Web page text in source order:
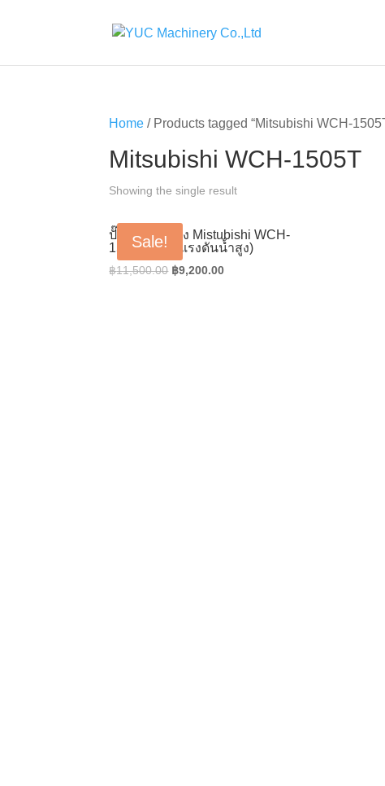
Home / Products tagged “Mitsubishi WCH-
Mitsubishi WCH-1505T
Showing the single result
Sale!
ปั๊มน้ำหอยโข่ง Mistubishi WCH-
1505T (ชนิดแรงดันน้ำสูง)
฿11,500.00 Original
฿9,200.00Current